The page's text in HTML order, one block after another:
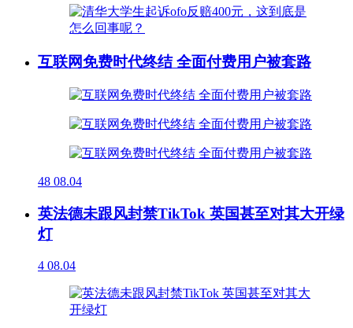
互联网免费时代终结 全面付费用户被套路
48 08.04
英法德未跟风封禁TikTok 英国甚至对其大开绿
灯
4 08.04